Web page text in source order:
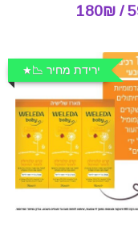
ירידת מחיר 📉